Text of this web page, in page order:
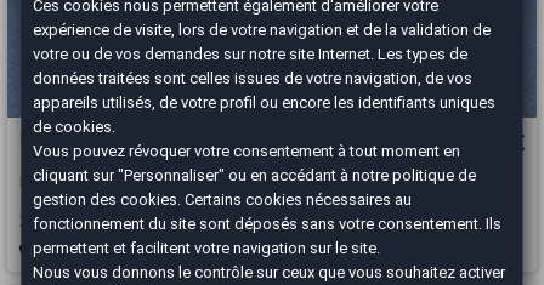
Land-Rover Range Rover Evoque 12 990 €
I 2.2 SD4 16V DPF 4WD BVA6 190 cv Boîte auto PRESTIGE
2012 160000 km DIESEL Automatique
Vannes - 56000
Ces cookies nous permettent également d'améliorer votre
expérience de visite, lors de votre navigation et de la validation de
votre ou de vos demandes sur notre site Internet. Les types de
données traitées sont celles issues de votre navigation, de vos
appareils utilisés, de votre profil ou encore les identifiants uniques
de cookies.
Vous pouvez révoquer votre consentement à tout moment en
cliquant sur "Personnaliser" ou en accédant à notrepolitique de
gestion des cookies . Certains cookies nécessaires au
fonctionnement du site sont déposés sans votre consentement. Ils
permettent et facilitent votre navigation sur le site.
Nous vous donnons le contrôle sur ceux que vous souhaitez activer